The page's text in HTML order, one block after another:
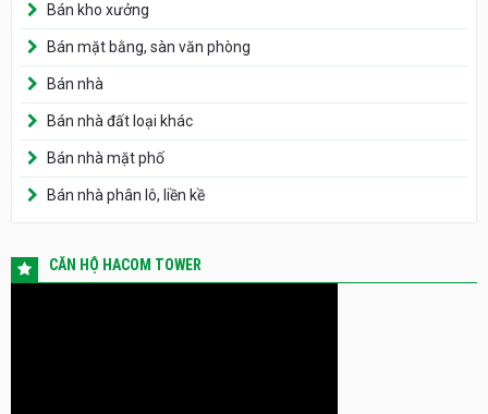
Bán kho xưởng
Bán mặt bằng, sàn văn phòng
Bán nhà
Bán nhà đất loại khác
Bán nhà mặt phố
Bán nhà phân lô, liền kề
CĂN HỘ HACOM TOWER